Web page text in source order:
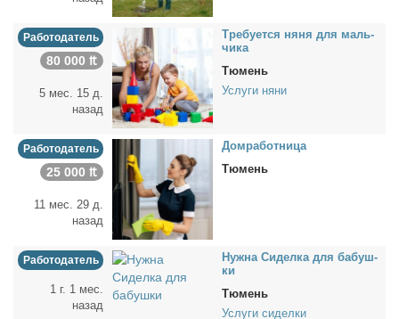
Работодатель
80 000 ₶
5 мес. 15 д.
назад
Тре­бу­ет­ся ня­ня для маль­
чи­ка
Тюмень
Услуги няни
Работодатель
25 000 ₶
11 мес. 29 д.
назад
Дом­ра­бот­ни­ца
Тюмень
Работодатель
1 г. 1 мес.
назад
Нуж­на Си­дел­ка для ба­буш­
ки
Тюмень
Услуги сиделки